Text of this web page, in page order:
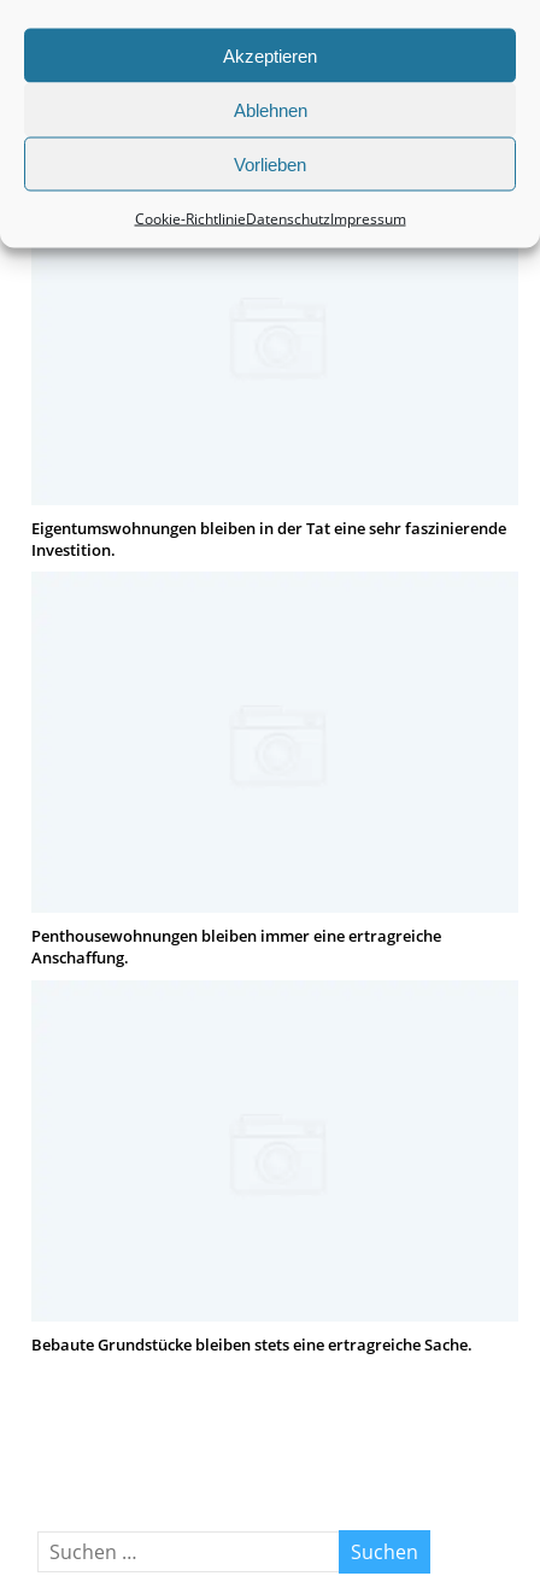
Akzeptieren
Ablehnen
Vorlieben
Cookie-RichtlinieDatenschutzImpressum
Monteurzimmer Hannover: Schnell die passende Unterkunft
finden.
Eigentumswohnungen bleiben in der Tat eine sehr faszinierende
Investition.
Penthousewohnungen bleiben immer eine ertragreiche
Anschaffung.
Bebaute Grundstücke bleiben stets eine ertragreiche Sache.